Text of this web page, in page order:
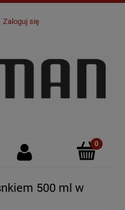
Zaloguj się
500 ml w